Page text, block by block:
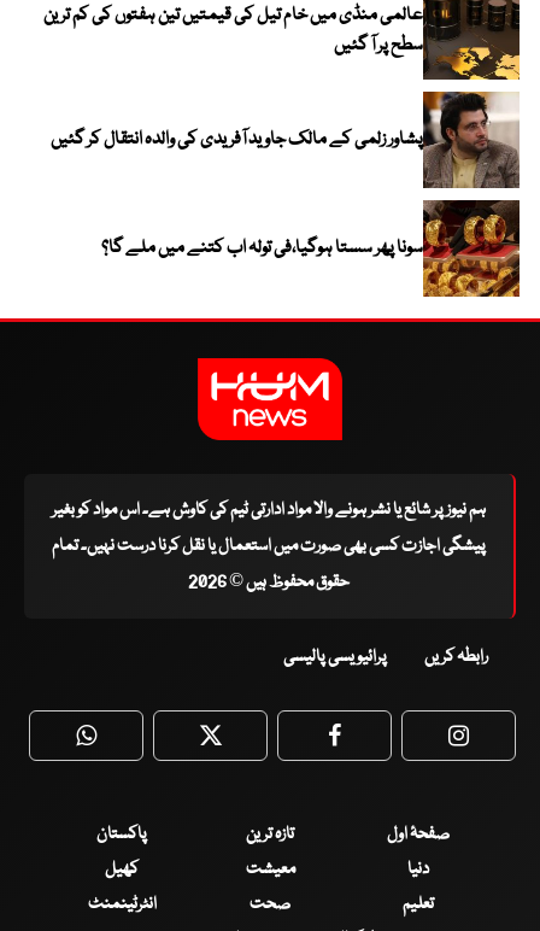
عالمی منڈی میں خام تیل کی قیمتیں تین ہفتوں کی کم ترین
سطح پر آ گئیں
پشاور زلمی کے مالک جاوید آفریدی کی والدہ انتقال کر گئیں
سونا پھر سستا ہوگیا،فی تولہ اب کتنے میں ملے گا؟
ہم نیوز پر شائع یا نشر ہونے والا مواد ادارتی ٹیم کی کاوش ہے۔ اس مواد کو بغیر
پیشگی اجازت کسی بھی صورت میں استعمال یا نقل کرنا درست نہیں۔ تمام
حقوق محفوظ ہیں © 2026
رابطہ کریں پرائیویسی پالیسی
WhatsApp Twitter Facebook
صفحۂ اول تازہ ترین
پاکستان
دنیا
معیشت
کھیل
تعلیم
صحت
انٹرٹینمنٹ